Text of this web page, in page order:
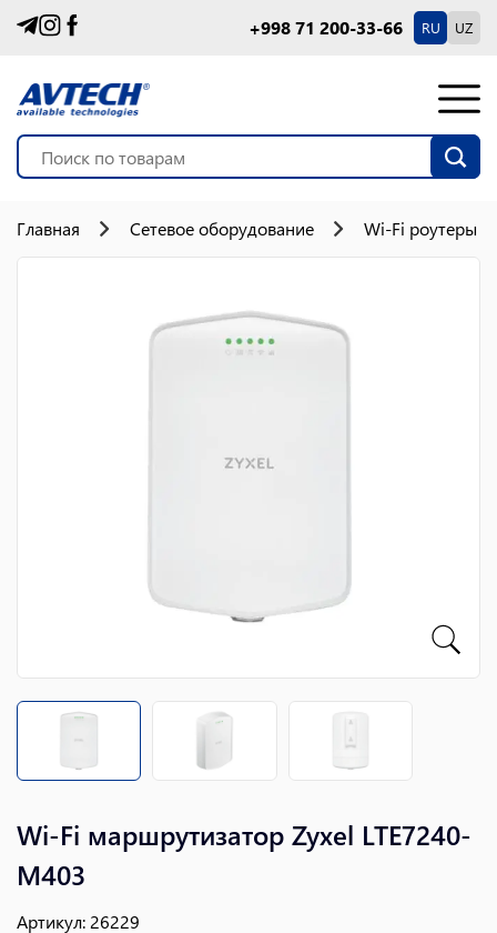
+998 71 200-33-66 RU UZ
Главная Сетевое оборудование Wi-Fi роутеры
Wi-Fi маршрутизатор Zyxel LTE7240-
M403
Артикул: 26229